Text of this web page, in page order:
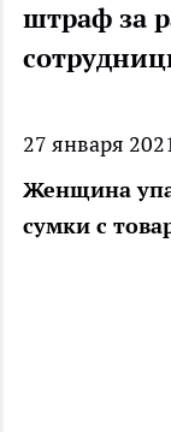
штраф за
27 января
Женщина
сумки с